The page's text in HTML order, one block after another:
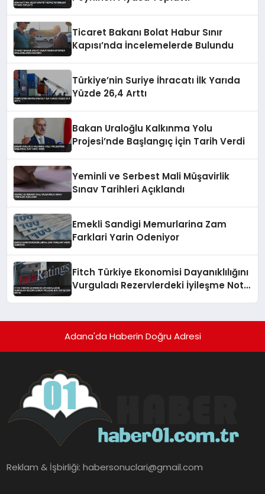
Ticaret Bakanı Bolat Habur Sınır
Kapısı’nda İncelemelerde Bulundu
Türkiye’nin Suriye İhracatı İlk Yarıda
Yüzde 26,4 Arttı
Bakan Uraloğlu Kalkınma Yolu
Projesi’nde Başlangıç İçin Tarih Verdi
Yeminli ve Serbest Mali Müşavirlik
Sınav Tarihleri Açıklandı
Emekli Sandigi Memurlarina Zam
Farklari Yarin Odeniyor
Fitch Türkiye Ekonomisi Dayanıklılığını
Vurguladı Rezervlerdeki İyileşme Not
Adana'da Haberin Doğru Adresi
Reklam & İşbirliği:habersonuclari@gmail.com